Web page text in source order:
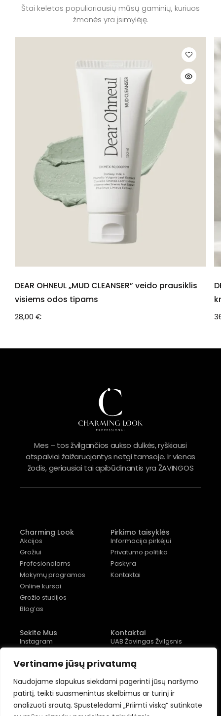
Vertiname jūsų privatumą
Naudojame slapukus siekdami pagerinti jūsų naršymo
patirtį, teikti suasmenintus skelbimus ar turinį ir
analizuoti srautą. Spustelėdami „Priimti viską“ sutinkate
Štai keletas populiariausių mūsų gaminių, kuriuos
žmonės yra įsimylėję.
DEAR OHNEUL „MUD CLEANSER” veido prausiklis
visiems odos tipams
28,00 €
Mes – tos žvilgančios aukso dulkės, ryškiausi
atspalviai žaižaruojantys netgi tamsoje. Ir vienas
žodis, geriausiai tai apibūdinantis yra ŽAVINGOS
Charming Look
Akcijos
Grožiui
Profesionalams
Mokymų programos
Online kursai
Grožio studijos
Blog’as
Pirkimo taisyklės
Informacija pirkėjui
Privatumo politika
Paskyra
Kontaktai
Sekite Mus
Instagram
Youtube
Kontaktai
UAB Žavingas Žvilgsnis
Konstitucijos pr. 12, 4
įėjimas, 2 aukštas
+370 (677) 82 556